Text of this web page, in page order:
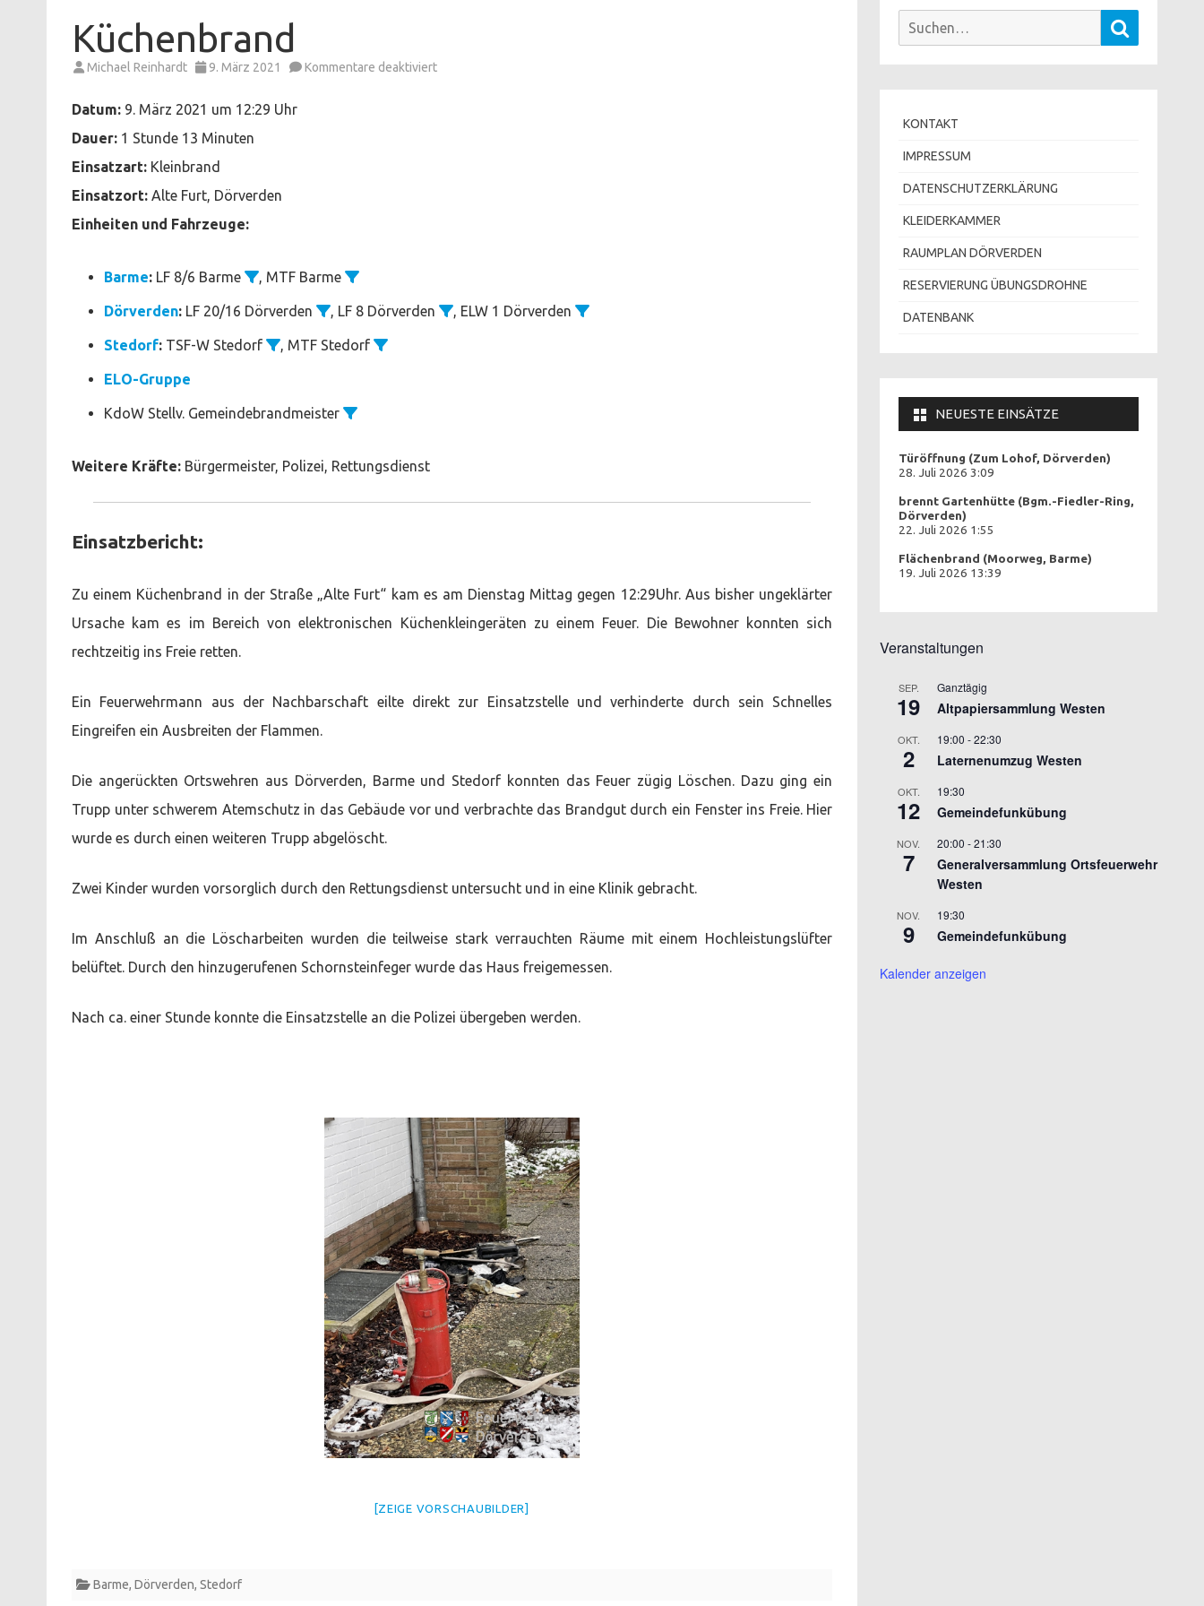
Küchenbrand
Michael Reinhardt 9. März 2021 Kommentare deaktiviertfür
Datum: 9. März 2021 um 12:29 Uhr
Dauer: 1 Stunde 13 Minuten
Einsatzart: Kleinbrand
Einsatzort: Alte Furt, Dörverden
Einheiten und Fahrzeuge:
Barme: LF 8/6 Barme , MTF Barme
Dörverden: LF 20/16 Dörverden , LF 8 Dörverden , ELW 1 Dörverden
Stedorf: TSF-W Stedorf , MTF Stedorf
ELO-Gruppe
KdoW Stellv. Gemeindebrandmeister
Weitere Kräfte: Bürgermeister, Polizei, Rettungsdienst
Einsatzbericht:
Zu einem Küchenbrand in der Straße „Alte Furt“ kam es am Dienstag Mittag gegen 12:29Uhr. Aus bisher ungeklärter
Ursache kam es im Bereich von elektronischen Küchenkleingeräten zu einem Feuer. Die Bewohner konnten sich
rechtzeitig ins Freie retten.
Ein Feuerwehrmann aus der Nachbarschaft eilte direkt zur Einsatzstelle und verhinderte durch sein Schnelles
Eingreifen ein Ausbreiten der Flammen.
Die angerückten Ortswehren aus Dörverden, Barme und Stedorf konnten das Feuer zügig Löschen. Dazu ging ein
Trupp unter schwerem Atemschutz in das Gebäude vor und verbrachte das Brandgut durch ein Fenster ins Freie. Hier
wurde es durch einen weiteren Trupp abgelöscht.
Zwei Kinder wurden vorsorglich durch den Rettungsdienst untersucht und in eine Klinik gebracht.
Im Anschluß an die Löscharbeiten wurden die teilweise stark verrauchten Räume mit einem Hochleistungslüfter
belüftet. Durch den hinzugerufenen Schornsteinfeger wurde das Haus freigemessen.
Nach ca. einer Stunde konnte die Einsatzstelle an die Polizei übergeben werden.
[ZEIGE VORSCHAUBILDER]
Barme, Dörverden, Stedorf
Suchen
KONTAKT
IMPRESSUM
DATENSCHUTZERKLÄRUNG
KLEIDERKAMMER
RAUMPLAN DÖRVERDEN
RESERVIERUNG ÜBUNGSDROHNE
DATENBANK
NEUESTE EINSÄTZE
Türöffnung (Zum Lohof, Dörverden)
28. Juli 2026 3:09
brennt Gartenhütte (Bgm.-Fiedler-Ring,
Dörverden)
22. Juli 2026 1:55
Flächenbrand (Moorweg, Barme)
19. Juli 2026 13:39
Veranstaltungen
SEP.
19
Ganztägig
Altpapiersammlung Westen
OKT.
2
19:00 -22:30
Laternenumzug Westen
OKT.
12
19:30
Gemeindefunkübung
NOV.
7
20:00 -21:30
Generalversammlung Ortsfeuerwehr
Westen
NOV.
9
19:30
Gemeindefunkübung
Kalender anzeigen